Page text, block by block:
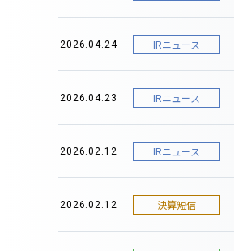
2026.04.24 IRニュース
2026.04.23 IRニュース
2026.02.12 IRニュース
2026.02.12 決算短信